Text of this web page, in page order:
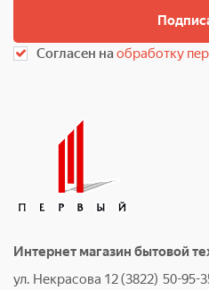
Согласен наобработку
Интернет магазин бытовой
ул. Некрасова 12 (3822) 50-95-